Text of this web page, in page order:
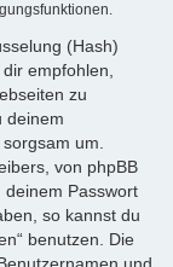
(Hash)
empfohlen,
zu
deinem
um.
von phpBB
Passwort
so kannst du
benutzen. Die